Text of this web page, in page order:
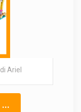
Ariel
...